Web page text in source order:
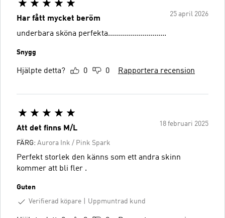
25 april 2026
Har fått mycket beröm
underbara sköna perfekta.............................
Snygg
Hjälpte detta? 0 0 Rapportera recension
18 februari 2025
Att det finns M/L
FÄRG: Aurora Ink / Pink Spark
Perfekt storlek den känns som ett andra skinn
kommer att bli fler .
Guten
Verifierad köpare
Uppmuntrad kund